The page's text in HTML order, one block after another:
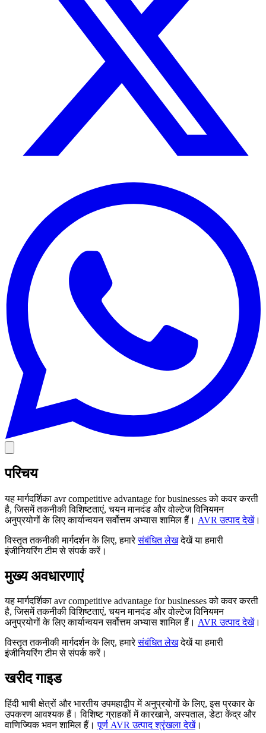
परिचय
यह मार्गदर्शिका avr competitive advantage for businesses को कवर करती
है, जिसमें तकनीकी विशिष्टताएं, चयन मानदंड और वोल्टेज विनियमन
अनुप्रयोगों के लिए कार्यान्वयन सर्वोत्तम अभ्यास शामिल हैं। AVR उत्पाद देखें।
विस्तृत तकनीकी मार्गदर्शन के लिए, हमारेसंबंधित लेखदेखें या हमारी
इंजीनियरिंग टीम से संपर्क करें।
मुख्य अवधारणाएं
यह मार्गदर्शिका avr competitive advantage for businesses को कवर करती
है, जिसमें तकनीकी विशिष्टताएं, चयन मानदंड और वोल्टेज विनियमन
अनुप्रयोगों के लिए कार्यान्वयन सर्वोत्तम अभ्यास शामिल हैं। AVR उत्पाद देखें।
विस्तृत तकनीकी मार्गदर्शन के लिए, हमारेसंबंधित लेखदेखें या हमारी
इंजीनियरिंग टीम से संपर्क करें।
खरीद गाइड
हिंदी भाषी क्षेत्रों और भारतीय उपमहाद्वीप में अनुप्रयोगों के लिए, इस प्रकार के
उपकरण आवश्यक हैं। विशिष्ट ग्राहकों में कारखाने, अस्पताल, डेटा केंद्र और
वाणिज्यिक भवन शामिल हैं।पूर्ण AVR उत्पाद श्रृंखला देखें।